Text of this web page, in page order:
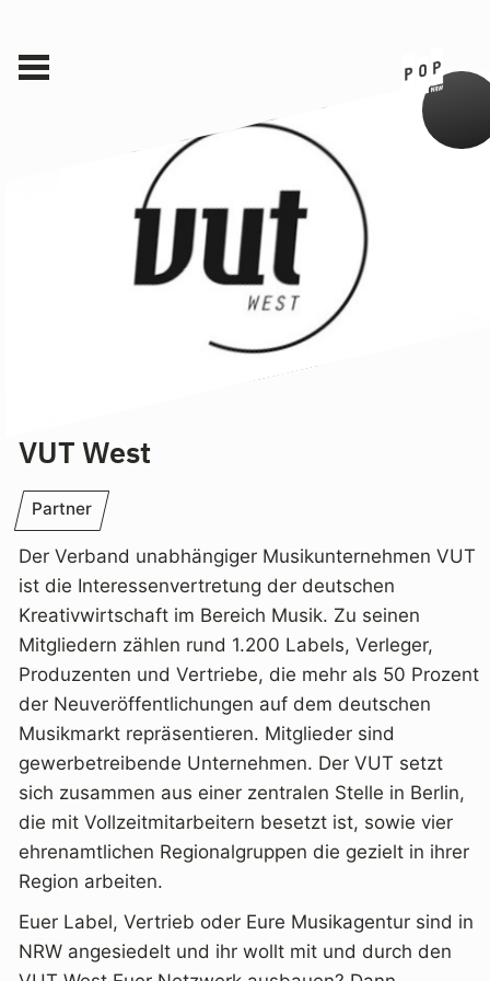
VUT West
Partner
Der Verband unabhängiger Musikunternehmen VUT
ist die Interessenvertretung der deutschen
Kreativwirtschaft im Bereich Musik. Zu seinen
Mitgliedern zählen rund 1.200 Labels, Verleger,
Produzenten und Vertriebe, die mehr als 50 Prozent
der Neuveröffentlichungen auf dem deutschen
Musikmarkt repräsentieren. Mitglieder sind
gewerbetreibende Unternehmen. Der VUT setzt
sich zusammen aus einer zentralen Stelle in Berlin,
die mit Vollzeitmitarbeitern besetzt ist, sowie vier
ehrenamtlichen Regionalgruppen die gezielt in ihrer
Region arbeiten.
Euer Label, Vertrieb oder Eure Musikagentur sind in
NRW angesiedelt und ihr wollt mit und durch den